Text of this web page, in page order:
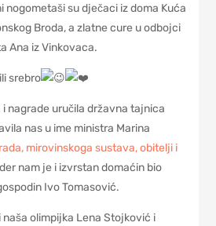
nogometaši su dječaci iz doma Kuća
Broda, a zlatne cure u odbojci
Ana iz Vinkovaca.
srebro
nagrade uručila državna tajnica
nas u ime ministra Marina
mirovinskoga sustava, obitelji i
nam je i izvrstan domaćin bio
Ivo Tomasović.
olimpijka Lena Stojković i